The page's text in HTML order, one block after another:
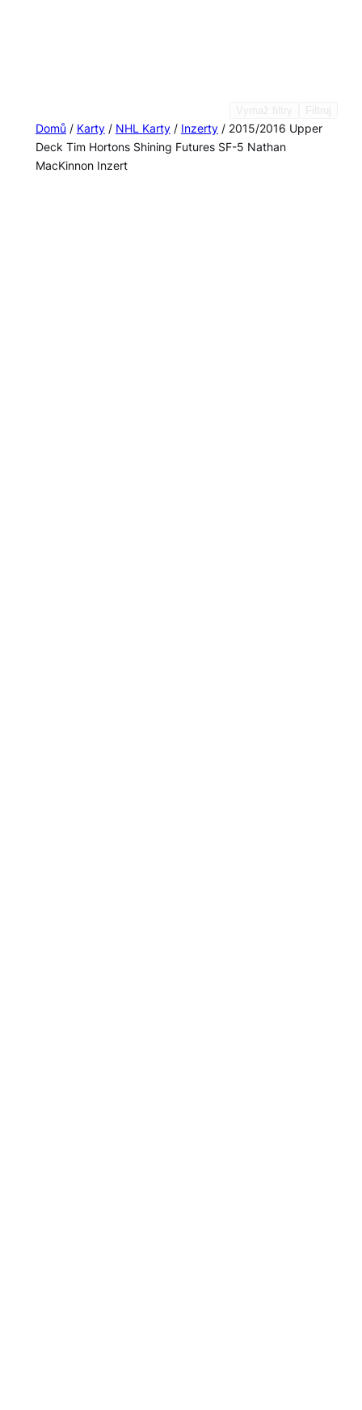
Domů / Karty/ NHL Karty/ Inzerty/ 2015/2016 Upper
Deck Tim Hortons Shining Futures SF-5 Nathan
MacKinnon Inzert